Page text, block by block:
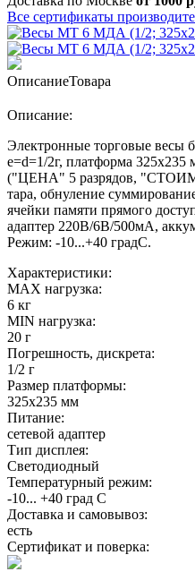
Все сертификаты
ОписаниеТовара
Описание:
Электронные торговые весы
e=d=1/2г, платформа
("ЦЕНА" 5 разрядов,
тара, обнуление
ячейки памяти прямого
адаптер 220В/6В/500мА,
Режим: -10...+40 градС.
Характеристики:
MAX нагрузка:
6 кг
MIN нагрузка:
20 г
Погрешность, дискрета:
1/2 г
Размер платформы:
325х235 мм
Питание:
сетевой адаптер
Тип дисплея:
Светодиодный
Температурный режим:
-10... +40 град С
Доставка и самовывоз:
есть
Сертификат и поверка: